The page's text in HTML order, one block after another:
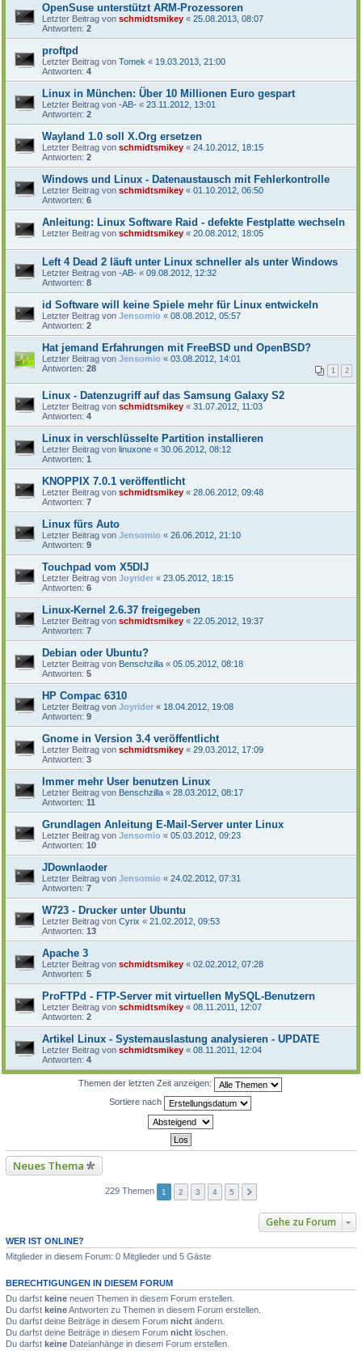
OpenSuse unterstützt ARM-Prozessoren
Letzter Beitrag von schmidtsmikey « 25.08.2013, 08:07
Antworten: 2
proftpd
Letzter Beitrag von Tomek « 19.03.2013, 21:00
Antworten: 4
Linux in München: Über 10 Millionen Euro gespart
Letzter Beitrag von -AB- « 23.11.2012, 13:01
Antworten: 2
Wayland 1.0 soll X.Org ersetzen
Letzter Beitrag von schmidtsmikey « 24.10.2012, 18:15
Antworten: 2
Windows und Linux - Datenaustausch mit Fehlerkontrolle
Letzter Beitrag von schmidtsmikey « 01.10.2012, 06:50
Antworten: 6
Anleitung: Linux Software Raid - defekte Festplatte wechseln
Letzter Beitrag von schmidtsmikey « 20.08.2012, 18:05
Left 4 Dead 2 läuft unter Linux schneller als unter Windows
Letzter Beitrag von -AB- « 09.08.2012, 12:32
Antworten: 8
id Software will keine Spiele mehr für Linux entwickeln
Letzter Beitrag von Jensomio « 08.08.2012, 05:57
Antworten: 2
Hat jemand Erfahrungen mit FreeBSD und OpenBSD?
Letzter Beitrag von Jensomio « 03.08.2012, 14:01
Antworten: 28 1 2
Linux - Datenzugriff auf das Samsung Galaxy S2
Letzter Beitrag von schmidtsmikey « 31.07.2012, 11:03
Antworten: 4
Linux in verschlüsselte Partition installieren
Letzter Beitrag von linuxone « 30.06.2012, 08:12
Antworten: 1
KNOPPIX 7.0.1 veröffentlicht
Letzter Beitrag von schmidtsmikey « 28.06.2012, 09:48
Antworten: 7
Linux fürs Auto
Letzter Beitrag von Jensomio « 26.06.2012, 21:10
Antworten: 9
Touchpad vom X5DIJ
Letzter Beitrag von Joyrider « 23.05.2012, 18:15
Antworten: 6
Linux-Kernel 2.6.37 freigegeben
Letzter Beitrag von schmidtsmikey « 22.05.2012, 19:37
Antworten: 7
Debian oder Ubuntu?
Letzter Beitrag von Benschzilla « 05.05.2012, 08:18
Antworten: 5
HP Compac 6310
Letzter Beitrag von Joyrider « 18.04.2012, 19:08
Antworten: 9
Gnome in Version 3.4 veröffentlicht
Letzter Beitrag von schmidtsmikey « 29.03.2012, 17:09
Antworten: 3
Immer mehr User benutzen Linux
Letzter Beitrag von Benschzilla « 28.03.2012, 08:17
Antworten: 11
Grundlagen Anleitung E-Mail-Server unter Linux
Letzter Beitrag von Jensomio « 05.03.2012, 09:23
Antworten: 10
JDownlaoder
Letzter Beitrag von Jensomio « 24.02.2012, 07:31
Antworten: 7
W723 - Drucker unter Ubuntu
Letzter Beitrag von Cyrix « 21.02.2012, 09:53
Antworten: 13
Apache 3
Letzter Beitrag von schmidtsmikey « 02.02.2012, 07:28
Antworten: 5
ProFTPd - FTP-Server mit virtuellen MySQL-Benutzern
Letzter Beitrag von schmidtsmikey « 08.11.2011, 12:07
Antworten: 2
Artikel Linux - Systemauslastung analysieren - UPDATE
Letzter Beitrag von schmidtsmikey « 08.11.2011, 12:04
Antworten: 4
Themen der letzten Zeit anzeigen:
Sortiere nach
Neues Thema
229 Themen 1 2 3 4 5
Gehe zu Forum
WER IST ONLINE?
Mitglieder in diesem Forum: 0 Mitglieder und 5 Gäste
BERECHTIGUNGEN IN DIESEM FORUM
Du darfst keine neuen Themen in diesem Forum erstellen.
Du darfst keineAntworten zu Themen in diesem Forum erstellen.
Du darfst deine Beiträge in diesem Forum nicht ändern.
Du darfst deine Beiträge in diesem Forum nicht löschen.
Du darfst keine Dateianhänge in diesem Forum erstellen.